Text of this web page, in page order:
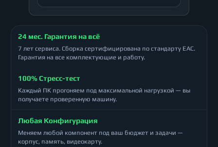
24 мес. Гарантия на всё
7 лет сервиса. Сборка сертифицирована по стандарту ЕАС.
Гарантия на все комплектующие и работу.
100% Стресс-тест
Каждый ПК прогоняем под максимальной нагрузкой — вы
получаете проверенную машину.
Любая Конфигурация
Меняем любой компонент под ваш бюджет и задачи —
корпус, память, видеокарту.